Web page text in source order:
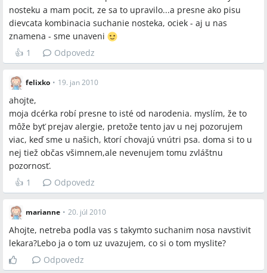
nosteku a mam pocit, ze sa to upravilo...a presne ako pisu
dievcata kombinacia suchanie nosteka, ociek - aj u nas
znamena - sme unaveni
👍 1 Odpovedz
felixko • 19. jan 2010
ahojte,
moja dcérka robí presne to isté od narodenia. myslím, že to
môže byť prejav alergie, pretože tento jav u nej pozorujem
viac, keď sme u našich, ktorí chovajú vnútri psa. doma si to u
nej tiež občas všimnem,ale nevenujem tomu zvláštnu
pozornosť.
👍 1 Odpovedz
marianne • 20. júl 2010
Ahojte, netreba podla vas s takymto suchanim nosa navstivit
lekara?Lebo ja o tom uz uvazujem, co si o tom myslite?
Odpovedz